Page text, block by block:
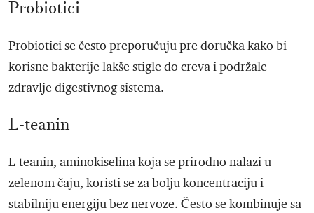
Probiotici
Probiotici se često preporučuju pre doručka kako bi
korisne bakterije lakše stigle do creva i podržale
zdravlje digestivnog sistema.
L-teanin
L-teanin, aminokiselina koja se prirodno nalazi u
zelenom čaju, koristi se za bolju koncentraciju i
stabilniju energiju bez nervoze. Često se kombinuje sa